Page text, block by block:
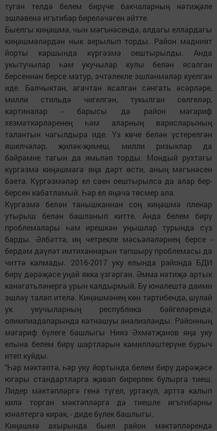
туган телдә белем бирүче бакчаларның нәтиҗәле
эшләвенә игътибар биреләчәген әйтте.
Быелгы киңәшмә, чын мәгънәсендә, алдагы еллардагы
киңәшмәләрдән нык аерылып торды. Район мәдният
йорты каршында күргәзмә оештырылды. Анда
укытучылар һәм укучылар кулы белән ясалган
берсеннән берсе матур, эчтәлекле эшләнмәләр куелган
иде. Балчыктан, агачтан ясалган сәнгать әсәрләре,
милли стильдә чигелгән, тукылган сөлгеләр,
картиналар - барысы да район мәгариф
хезмәткәрләренең һәм аларның варисларының
талантын чагылдыра иде. Үз көче белән үстерелгән
яшелчәләр, җиләк-җимеш, милли ризыклар да
бәйрәмне тагын да ямьләп торды. Мондый рухтагы
күргәзмә киңәшмәгә яңа дәрт өсти, аның мәгънәсен
баета. Күргәзмәләр ел саен оештырылса да алар бер-
берсен кабатламый. Һәр ел яңача төсмер ала.
Күргәзмә белән танышканнан соң киңәшмә пленар
утырыш белән башланып китте. Анда белем бирү
проблемалары һәм ирешкән уңышлар турында сүз
барды. Әлбәттә, иң четрекле мәсьәләләрнең берсе -
бердәм дәүләт имтиханнарын тапшыру проблемасы да
читтә калмады. 2016-2017 уку елында районда БДИ
бирү дәрәҗәсе уңай якка үзгәргән. Әмма нәтиҗә артык
канәгатьләнергә урын калдырмый. Бу юнәлештә даими
эшләү таләп ителә. Киңәшмәнең көн тәртибендә, шулай
ук укучыларның республика бәйгеләрендә,
олимпиадаларында катнашуы анализланды. Районның
мәгариф бүлеге башлыгы Нияз Әхмәтҗанов яңа уку
елына белем бирү шартларын камилләштерүне бурыч
итеп куйды.
"Һәр мәктәптә, һәр уку йортында белем бирү дәрәҗәсе
югары стандартларга җавап бирерлек булырга тиеш.
Лидер мәктәпләргә генә түгел, уртакул, артта калып
килә торган мәктәпләргә дә тиешле игътибарны
юнәлтергә кирәк, - диде бүлек башлыгы.
Киңәшмә ахырында быел район мәктәпләрендә